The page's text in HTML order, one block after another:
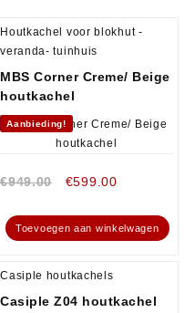
Houtkachel voor blokhut -
veranda- tuinhuis
MBS Corner Creme/ Beige
houtkachel
Aanbieding!
€949.00 €599.00
Toevoegen aan winkelwagen
Casiple houtkachels
Casiple Z04 houtkachel